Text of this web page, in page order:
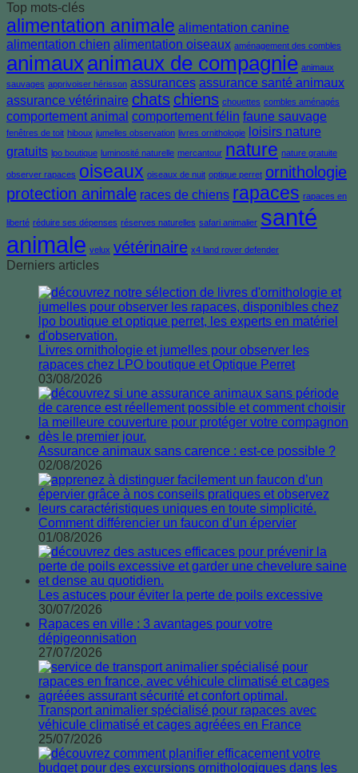
Top mots-clés
alimentation animale alimentation canine
alimentation chien alimentation oiseaux aménagement des combles
animaux animaux de compagnie animaux
sauvages apprivoiser hérisson assurances assurance santé animaux
assurance vétérinaire chats chiens chouettes combles aménagés
comportement animal comportement félin faune sauvage
fenêtres de toit hiboux jumelles observation livres ornithologie
loisirs nature
gratuits lpo boutique luminosité naturelle mercantour nature nature gratuite
observer rapaces oiseaux oiseaux de nuit optique perret ornithologie
protection animale races de chiens rapaces rapaces en
liberté réduire ses dépenses réserves naturelles safari animalier santé
animale velux vétérinaire x4 land rover defender
Derniers articles
Livres ornithologie et jumelles pour observer les
rapaces chez LPO boutique et Optique Perret
03/08/2026
Assurance animaux sans carence : est-ce possible ?
02/08/2026
Comment différencier un faucon d’un épervier
01/08/2026
Les astuces pour éviter la perte de poils excessive
30/07/2026
Rapaces en ville : 3 avantages pour votre
dépigeonnisation
27/07/2026
Transport animalier spécialisé pour rapaces avec
véhicule climatisé et cages agréées en France
25/07/2026